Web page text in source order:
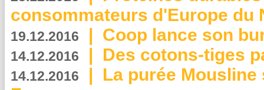
consommateurs d'Europe du
19.12.2016 | Coop lance son
14.12.2016 | Des cotons-tiges
14.12.2016 | La purée